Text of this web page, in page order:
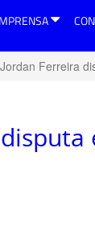
Jordan Ferreira